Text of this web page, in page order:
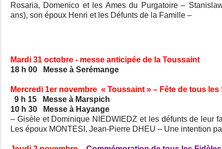
Rosaria, Domenico et les Ames du Purgatoire –
ans), son époux Henri et les Défunts de la Famille –
Mardi 31 octobre - messe anticipée de la Toussaint
18 h 00
Messe à Serémange
Mercredi 1er novembre « Toussaint » – Fête de tous les
9 h 15
Messe à Marspich
10 h 30
Messe à Hayange
– Gisèle et Dominique NIEDWIEDZ et les défunts de leur
Les époux MONTESI, Jean-Pierre DHEU – Une intention